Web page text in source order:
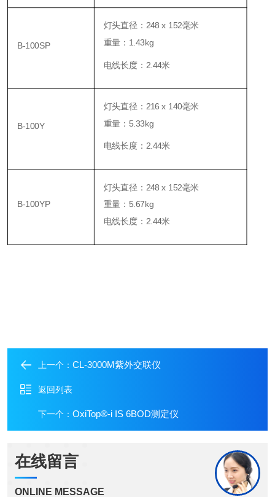
B-100SP
灯头直径： 248 x 152毫米
重量：1.43kg
电线长度：2.44米
B-100Y
灯头直径： 216 x 140毫米
重量：5.33kg
电线长度：2.44米
B-100YP
灯头直径： 248 x 152毫米
重量：5.67kg
电线长度：2.44米
上一个： CL-3000M紫外交联仪
返回列表
下一个： OxiTop®-i IS 6BOD测定仪
在线留言
ONLINE MESSAGE